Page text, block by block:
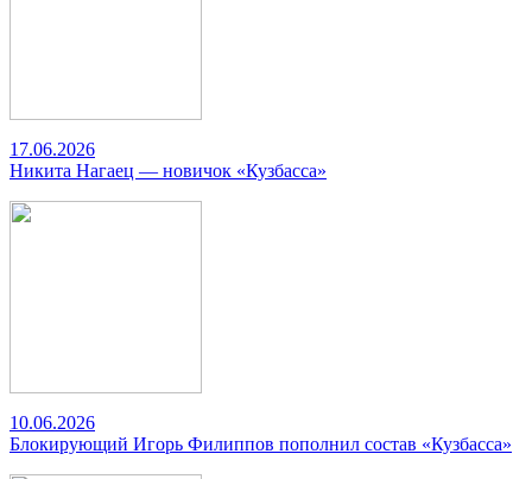
17.06.2026
Никита Нагаец — новичок «Кузбасса»
10.06.2026
Блокирующий Игорь Филиппов пополнил состав «Кузбасса»